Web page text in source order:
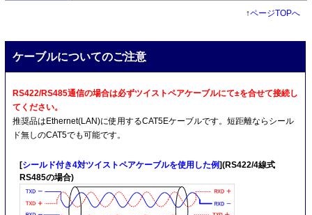
↑ページTOPへ
ケーブルについてのご注意
RS422/RS485通信の場合は必ずツイストペアケーブルにて±を合せて接続し
てください。
推奨品はEthernet(LAN)に使用するCAT5Eケーブルです。短距離ならシール
ド無しのCAT5でも可能です。
[シールド付き4対ツイストペアケーブルを使用した例](RS422/4線式
RS485の場合)